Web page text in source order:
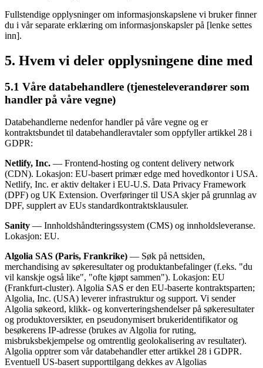
Fullstendige opplysninger om informasjonskapslene vi bruker finner
du i vår separate erklæring om informasjonskapsler på [lenke settes
inn].
5. Hvem vi deler opplysningene dine med
5.1 Våre databehandlere (tjenesteleverandører som
handler på våre vegne)
Databehandlerne nedenfor handler på våre vegne og er
kontraktsbundet til databehandleravtaler som oppfyller artikkel 28 i
GDPR:
Netlify, Inc. — Frontend-hosting og content delivery network
(CDN). Lokasjon: EU-basert primær edge med hovedkontor i USA.
Netlify, Inc. er aktiv deltaker i EU-U.S. Data Privacy Framework
(DPF) og UK Extension. Overføringer til USA skjer på grunnlag av
DPF, supplert av EUs standardkontraktsklausuler.
Sanity — Innholdshåndteringssystem (CMS) og innholdsleveranse.
Lokasjon: EU.
Algolia SAS (Paris, Frankrike) — Søk på nettsiden,
merchandising av søkeresultater og produktanbefalinger (f.eks. "du
vil kanskje også like", "ofte kjøpt sammen"). Lokasjon: EU
(Frankfurt-cluster). Algolia SAS er den EU-baserte kontraktsparten;
Algolia, Inc. (USA) leverer infrastruktur og support. Vi sender
Algolia søkeord, klikk- og konverteringshendelser på søkeresultater
og produktoversikter, en pseudonymisert brukeridentifikator og
besøkerens IP-adresse (brukes av Algolia for ruting,
misbruksbekjempelse og omtrentlig geolokalisering av resultater).
Algolia opptrer som vår databehandler etter artikkel 28 i GDPR.
Eventuell US-basert supporttilgang dekkes av Algolias